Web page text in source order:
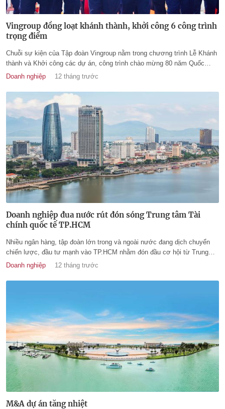
Vingroup đồng loạt khánh thành, khởi công 6 công trình
trọng điểm
Chuỗi sự kiện của Tập đoàn Vingroup nằm trong chương trình Lễ Khánh
thành và Khởi công các dự án, công trình chào mừng 80 năm Quốc
khánh nước Cộng hòa Xã hội Chủ nghĩa Việt Nam (2/9/1945 – 2/9/2025).
Doanh nghiệp 12 tháng trước
Doanh nghiệp đua nước rút đón sóng Trung tâm Tài
chính quốc tế TP.HCM
Nhiều ngân hàng, tập đoàn lớn trong và ngoài nước đang dịch chuyển
chiến lược, đầu tư mạnh vào TP.HCM nhằm đón đầu cơ hội từ Trung
tâm Tài chính quốc tế Việt Nam sắp hình thành.
Doanh nghiệp 12 tháng trước
M&A dự án tăng nhiệt